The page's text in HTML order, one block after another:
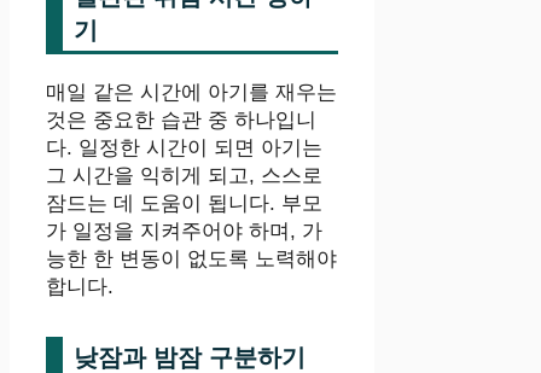
기
매일 같은 시간에 아기를 재우는
것은 중요한 습관 중 하나입니
다. 일정한 시간이 되면 아기는
그 시간을 익히게 되고, 스스로
잠드는 데 도움이 됩니다. 부모
가 일정을 지켜주어야 하며, 가
능한 한 변동이 없도록 노력해야
합니다.
낮잠과 밤잠 구분하기